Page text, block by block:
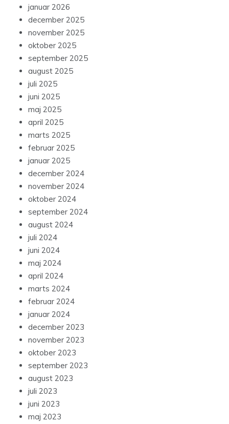
januar 2026
december 2025
november 2025
oktober 2025
september 2025
august 2025
juli 2025
juni 2025
maj 2025
april 2025
marts 2025
februar 2025
januar 2025
december 2024
november 2024
oktober 2024
september 2024
august 2024
juli 2024
juni 2024
maj 2024
april 2024
marts 2024
februar 2024
januar 2024
december 2023
november 2023
oktober 2023
september 2023
august 2023
juli 2023
juni 2023
maj 2023